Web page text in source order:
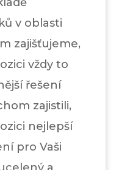
v oblasti
zajišťujeme,
vždy to
řešení
zajistili,
nejlepší
pro Vaši